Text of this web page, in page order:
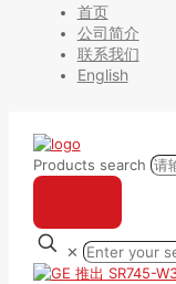
首页
公司简介
联系我们
English
Products search
✕